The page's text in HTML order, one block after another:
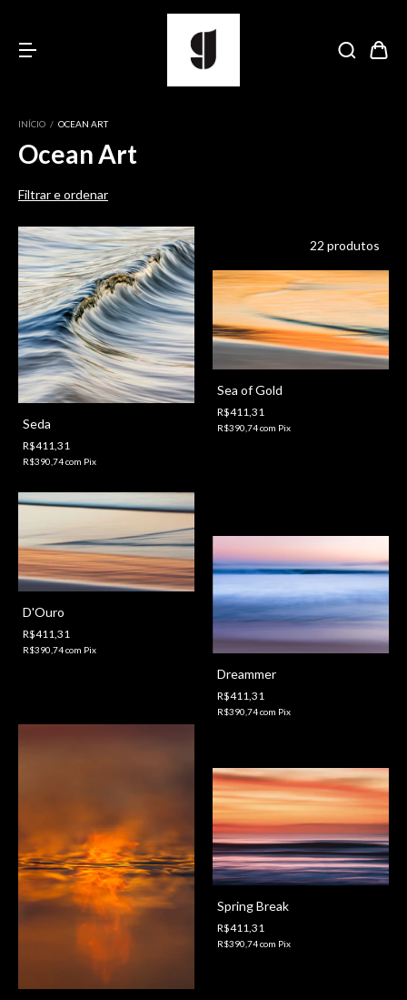
INÍCIO / OCEAN ART
Ocean Art
Filtrar e ordenar
22 produtos
Seda
R$411,31
R$390,74com Pix
Sea of Gold
R$411,31
R$390,74com Pix
D'Ouro
R$411,31
R$390,74com Pix
Dreammer
R$411,31
R$390,74com Pix
Spring Break
R$411,31
R$390,74com Pix